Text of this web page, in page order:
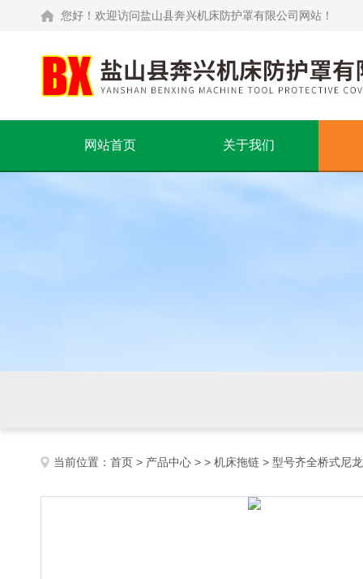
您好！欢迎访问盐山县奔兴机床防护罩有限公司网站！
网站首页 关于我们
当前位置： 首页 > 产品中心 > > 机床拖链 > 型号齐全桥式尼